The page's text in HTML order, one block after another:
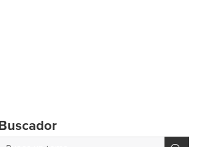
Buscador